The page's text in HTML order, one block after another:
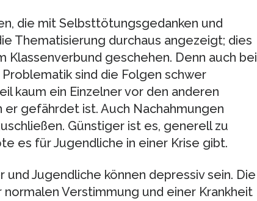
die mit Selbsttötungsgedanken und
Thematisierung durchaus angezeigt; dies
Klassenverbund geschehen. Denn auch bei
sind die Folgen schwer
kaum ein Einzelner vor den anderen
er gefährdet ist. Auch Nachahmungen
Günstiger ist es, generell zu
es für Jugendliche in einer Krise gibt.
Jugendliche können depressiv sein. Die
Verstimmung und einer Krankheit